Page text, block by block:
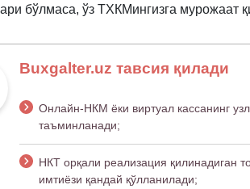
бўлмаса, ўз ТХКМингизга мурожаат
Buxgalter.uz тавсия қилади
Онлайн-НКМ ёки виртуал кассанинг
таъминланади;
НКТ орқали реализация қилинадиган
имтиёзи қандай қўлланилади;